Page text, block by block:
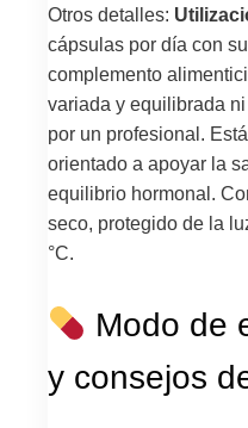
Otros detalles:
cápsulas por día con
complemento
variada y equilibrada
por un profesional.
orientado a apoyar la
equilibrio hormonal.
seco, protegido de la
°C.
Modo de
y consejos